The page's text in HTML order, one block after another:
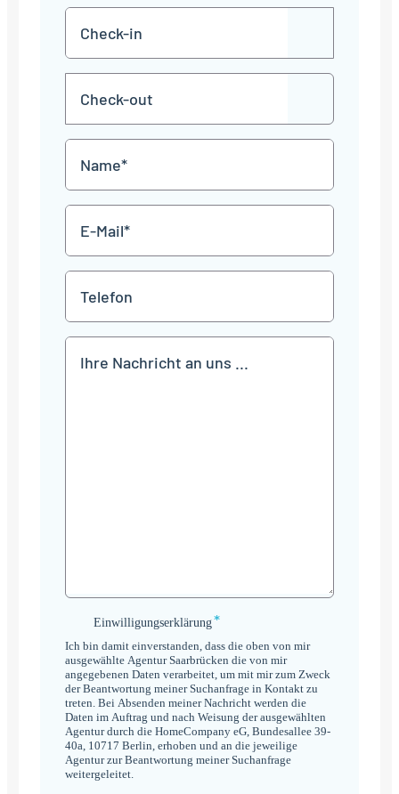
in
TT
Punkt
MM
JJJJ
TT
Punkt
MM
JJJJ
Mail
*
Einwilligungserklärung
Einwilligungserklärung*
Ich bin damit einverstanden, dass die oben von mir
ausgewählte Agentur Saarbrücken die von mir
angegebenen Daten verarbeitet, um mit mir zum Zweck
der Beantwortung meiner Suchanfrage in Kontakt zu
treten. Bei Absenden meiner Nachricht werden die
Daten im Auftrag und nach Weisung der ausgewählten
Agentur durch die HomeCompany eG, Bundesallee 39-
40a, 10717 Berlin, erhoben und an die jeweilige
Agentur zur Beantwortung meiner Suchanfrage
weitergeleitet.